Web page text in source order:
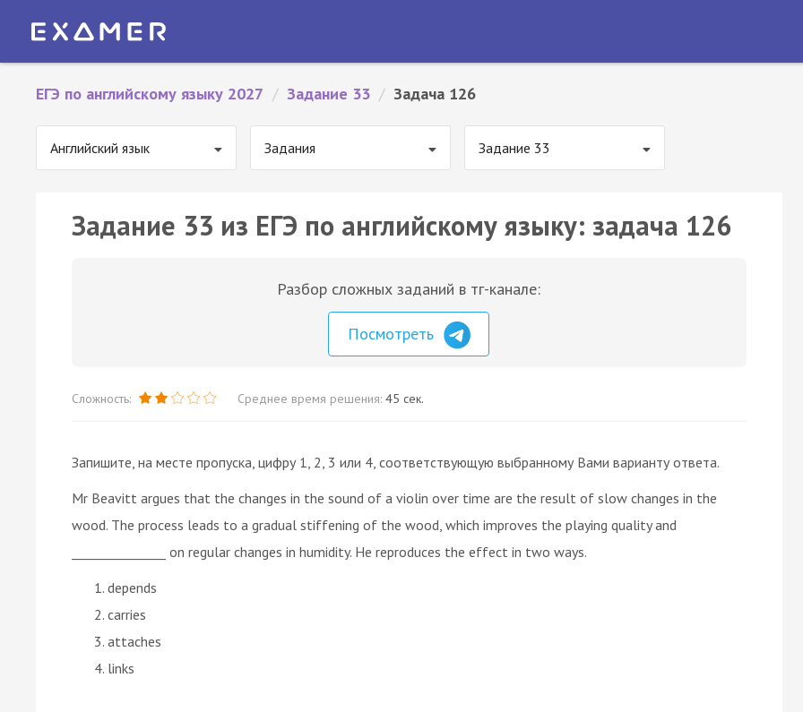
ЕГЭ по английскому языку 2027 / Задание 33 / Задача 126
Английский язык Задания Задание 33
Задание 33 из ЕГЭ по английскому языку: задача 126
Разбор сложных заданий в тг-канале:
Посмотреть
Сложность: Среднее время решения: 45 сек.
Запишите, на месте пропуска, цифру 1, 2, 3 или 4, соответствующую выбранному Вами варианту ответа.
Mr Beavitt argues that the changes in the sound of a violin over time are the result of slow changes in the
wood. The process leads to a gradual stiffening of the wood, which improves the playing quality and
_______________ on regular changes in humidity. He reproduces the effect in two ways.
depends
carries
attaches
links